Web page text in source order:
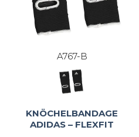
A767-B
KNÖCHELBANDAGE
ADIDAS – FLEXFIT